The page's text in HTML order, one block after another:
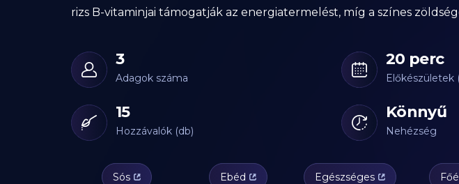
rizs B-vitaminjai támogatják az energiatermelést, míg a színes
3
Adagok száma
20 perc
Előkészületek
15
Hozzávalók (db)
Könnyű
Nehézség
Sós Ebéd Egészséges